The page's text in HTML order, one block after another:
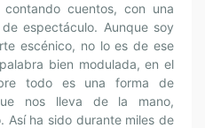
cuentos, con una
espectáculo. Aunque soy
escénico, no lo es de ese
bien modulada, en el
todo es una forma de
nos lleva de la mano,
Así ha sido durante miles de